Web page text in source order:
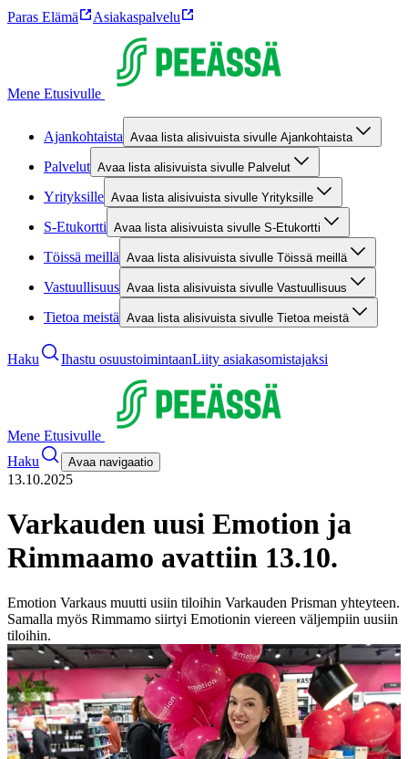
Paras Elämä Asiakaspalvelu
Mene Etusivulle
Ajankohtaista Avaa lista alisivuista sivulle Ajankohtaista
Palvelut Avaa lista alisivuista sivulle Palvelut
Yrityksille Avaa lista alisivuista sivulle Yrityksille
S-Etukortti Avaa lista alisivuista sivulle S-Etukortti
Töissä meillä Avaa lista alisivuista sivulle Töissä meillä
Vastuullisuus Avaa lista alisivuista sivulle Vastuullisuus
Tietoa meistä Avaa lista alisivuista sivulle Tietoa meistä
Haku Ihastu osuustoimintaanLiity asiakasomistajaksi
Mene Etusivulle
Haku
Avaa navigaatio
13.10.2025
Varkauden uusi Emotion ja
Rimmaamo avattiin 13.10.
Emotion Varkaus muutti usiin tiloihin Varkauden Prisman yhteyteen.
Samalla myös Rimmamo siirtyi Emotionin viereen väljempiin uusiin
tiloihin.